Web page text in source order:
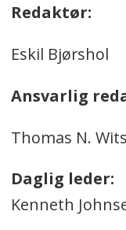
Redaktør:
Eskil Bjørshol
Ansvarlig
Thomas N.
Daglig leder:
Kenneth